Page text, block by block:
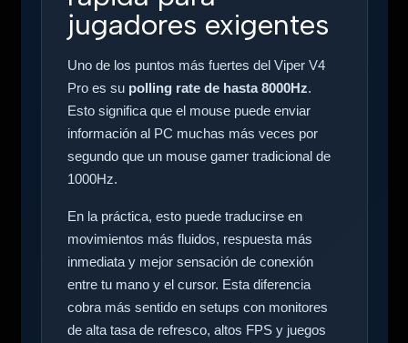
jugadores exigentes
Uno de los puntos más fuertes del Viper V4
Pro es su polling rate de hasta 8000Hz.
Esto significa que el mouse puede enviar
información al PC muchas más veces por
segundo que un mouse gamer tradicional de
1000Hz.
En la práctica, esto puede traducirse en
movimientos más fluidos, respuesta más
inmediata y mejor sensación de conexión
entre tu mano y el cursor. Esta diferencia
cobra más sentido en setups con monitores
de alta tasa de refresco, altos FPS y juegos